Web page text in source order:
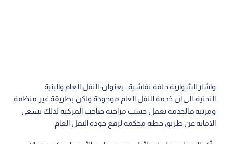
واشار الشواربة حلقة نقاشية ، بعنوان: النقل العام والبنية
التحتية، الى ان خدمة النقل العام موجودة ولكن بطريقة غير منظمة
ومرتبة فالخدمة تعمل حسب مزاجية صاحب المركبة لذلك تسعى
الامانة عن طريق خطة محكمة لرفع جودة النقل العام.